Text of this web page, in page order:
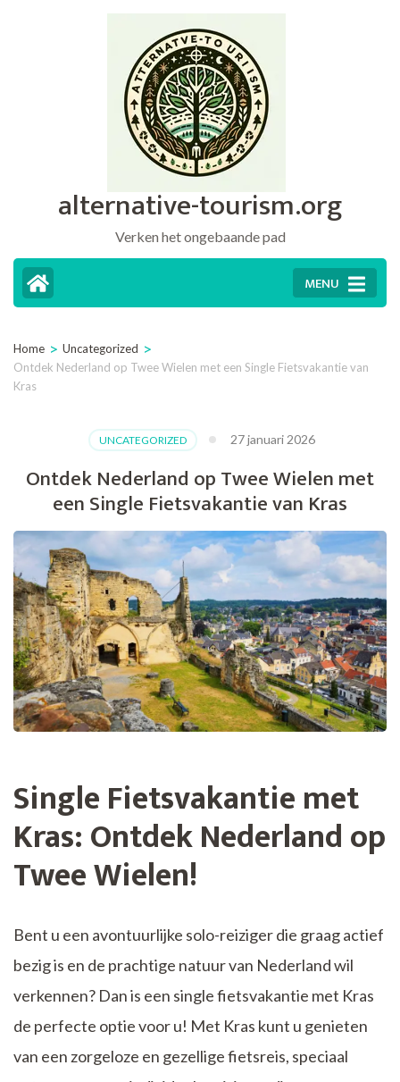
alternative-tourism.org
Verken het ongebaande pad
MENU
Home > Uncategorized >
Ontdek Nederland op Twee Wielen met een Single Fietsvakantie van
Kras
UNCATEGORIZED 27 januari 2026
Ontdek Nederland op Twee Wielen met
een Single Fietsvakantie van Kras
Single Fietsvakantie met
Kras: Ontdek Nederland op
Twee Wielen!
Bent u een avontuurlijke solo-reiziger die graag actief
bezig is en de prachtige natuur van Nederland wil
verkennen? Dan is een single fietsvakantie met Kras
de perfecte optie voor u! Met Kras kunt u genieten
van een zorgeloze en gezellige fietsreis, speciaal